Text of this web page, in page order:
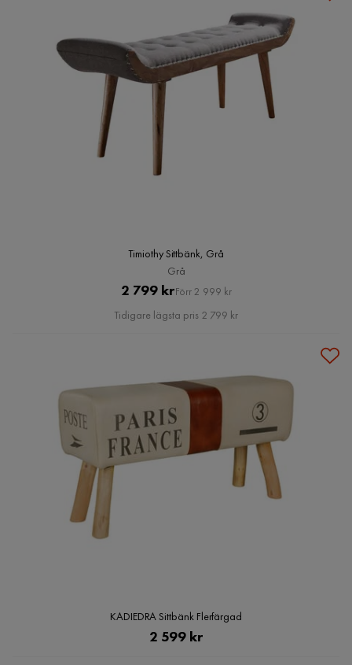
Timiothy Sittbänk, Grå
Grå
Pris
2 799 krOriginal
Pris
Förr 2 999 kr
Tidigare lägsta pris 2 799 kr
KADIEDRA Sittbänk Flerfärgad
Pris
2 599 kr